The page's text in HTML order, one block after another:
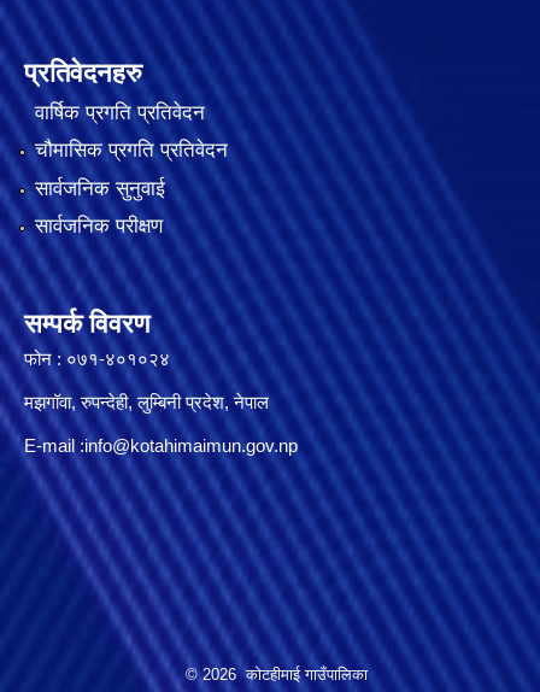
प्रतिवेदनहरु
वार्षिक प्रगति प्रतिवेदन
चौमासिक प्रगति प्रतिवेदन
सार्वजनिक सुनुवाई
सार्वजनिक परीक्षण
सम्पर्क विवरण
फोन : ०७१-४०१०२४
मझगॉवा, रुपन्देही, लुम्बिनी प्रदेश, नेपाल
E-mail :info@kotahimaimun.gov.np
© 2026 कोटहीमाई गाउँपालिका